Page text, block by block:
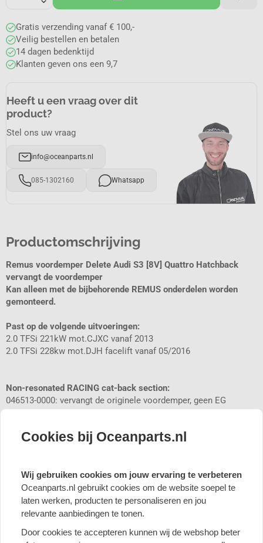
Gratis verzending vanaf € 100,-
Veilig bestellen en betalen
14 dagen bedenktijd
Klanten geven ons een 9,7
Heeft u een vraag over dit
product?
Stel ons uw vraag
info@oceanparts.nl
085-1302160 Whatsapp
Productomschrijving
Remus voordemper Delete Audi S3 [8V] Quattro Hatchback
vervangt de voordemper
Kan alleen met de bijbehorende REMUS onderdelen worden
gemonteerd.
Past op de volgende uitvoeringen:
2.0 TFSi 221kW mot.CJXC vanaf 2013
2.0 TFSi 228kw mot.DJH facelift vanaf 05/2016
Non-resonated RACING cat-back section:
046513-0000: vervangt de originele voordemper, geen EG
Remus: World leader in sportexhausts - Bestel nu!
Remus staat bekend om de hoogwaardige kwaliteit van haar
onderdelen garandeert Remus een diep en sportief geluid, dat de
Cookies bij Oceanparts.nl
Wij gebruiken cookies om jouw ervaring te verbeteren
Oceanparts.nl gebruikt cookies om de website soepel te
laten werken, producten te personaliseren en jou
relevante aanbiedingen te tonen.
Door cookies te accepteren kunnen wij de webshop beter